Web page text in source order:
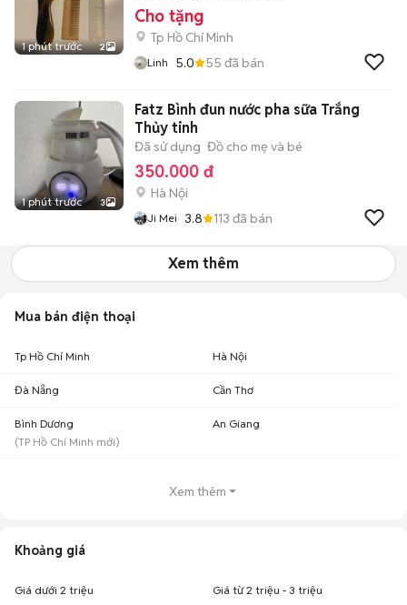
1 phút trước 2
Cho tặng
Tp Hồ Chí Minh
Linh 5.0 55 đã bán
1 phút trước 3
Fatz Bình đun nước pha sữa Trắng
Thủy tinh
Đã sử dụng Đồ cho mẹ và bé
350.000 đ
Hà Nội
Ji Mei 3.8 113 đã bán
Xem thêm
Mua bán điện thoại
Tp Hồ Chí Minh Hà Nội
Đà Nẵng Cần Thơ
Bình Dương
(TP Hồ Chí Minh mới)
An Giang
Xem thêm
Khoảng giá
Giá dưới 2 triệu Giá từ 2 triệu - 3 triệu